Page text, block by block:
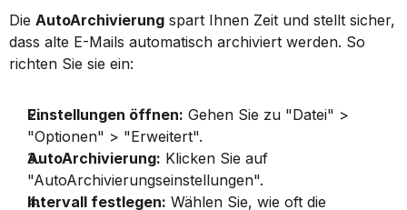
Die AutoArchivierung spart Ihnen Zeit und stellt sicher,
dass alte E-Mails automatisch archiviert werden. So
richten Sie sie ein:
Einstellungen öffnen: Gehen Sie zu "Datei" >
"Optionen" > "Erweitert".
AutoArchivierung: Klicken Sie auf
"AutoArchivierungseinstellungen".
Intervall festlegen: Wählen Sie, wie oft die